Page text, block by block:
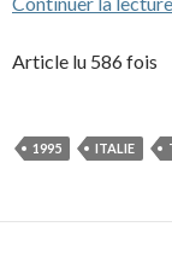
Article lu 586 fois
1995 ITALIE